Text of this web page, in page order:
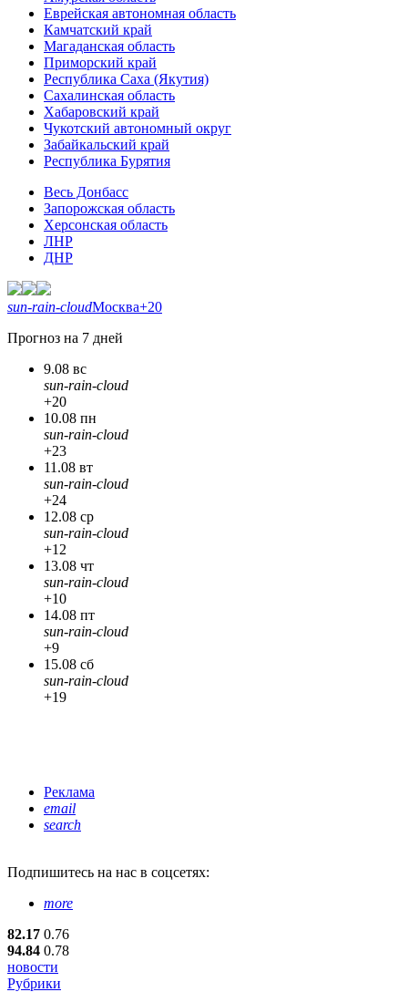
Еврейская автономная область
Камчатский край
Магаданская область
Приморский край
Республика Саха (Якутия)
Сахалинская область
Хабаровский край
Чукотский автономный округ
Забайкальский край
Республика Бурятия
Весь Донбасс
Запорожская область
Херсонская область
ЛНР
ДНР
sun-rain-cloudМосква+20
Прогноз на 7 дней
9.08 вс
sun-rain-cloud
+20
10.08 пн
sun-rain-cloud
+23
11.08 вт
sun-rain-cloud
+24
12.08 ср
sun-rain-cloud
+12
13.08 чт
sun-rain-cloud
+10
14.08 пт
sun-rain-cloud
+9
15.08 сб
sun-rain-cloud
+19
Реклама
email
search
Подпишитесь на нас в соцсетях:
more
82.17 0.76
94.84 0.78
новости
Рубрики